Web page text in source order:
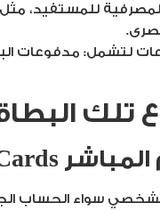
للمستفيد، مثل
لتشمل: مدفوعات
تلك
سواء الحساب